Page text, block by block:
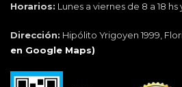
Horarios: Lunes a viernes de 8 a 18 hs
Dirección: Hipólito Yrigoyen 1999,
en Google Maps)